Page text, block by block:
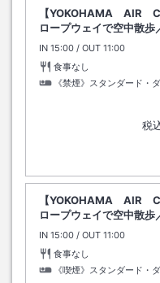
【YOKOHAMA AIR
ロープウェイで空中散歩
IN チェックイン
15:00 / OUT チェックアウト
11:00
食事なし
《禁煙》スタンダード・
税
【YOKOHAMA AIR
ロープウェイで空中散歩
IN チェックイン
15:00 / OUT チェックアウト
11:00
食事なし
《喫煙》スタンダード・